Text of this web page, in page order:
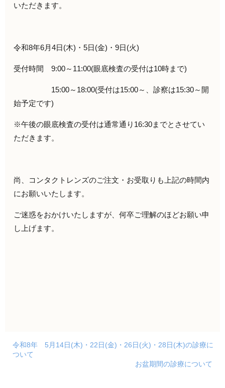
いただきます。
令和8年6月4日(木)・5日(金)・9日(火)
受付時間 9:00～11:00(眼底検査の受付は10時まで)
15:00～18:00(受付は15:00～、診察は15:30～開
始予定です)
※午後の眼底検査の受付は通常通り16:30までとさせてい
ただきます。
尚、コンタクトレンズのご注文・お受取りも上記の時間内
にお願いいたします。
ご迷惑をおかけいたしますが、何卒ご理解のほどお願い申
し上げます。
令和8年 5月14日(木)・22日(金)・26日(火)・28日(木)の診療に
ついて
お盆期間の診療について